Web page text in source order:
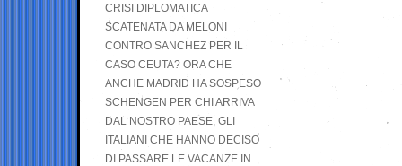
CRISI DIPLOMATICA
SCATENATA DA MELONI
CONTRO SANCHEZ PER IL
CASO CEUTA? ORA CHE
ANCHE MADRID HA SOSPESO
SCHENGEN PER CHI ARRIVA
DAL NOSTRO PAESE, GLI
ITALIANI CHE HANNO DECISO
DI PASSARE LE VACANZE IN